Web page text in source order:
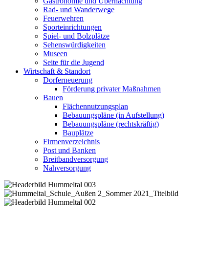
Rad- und Wanderwege
Feuerwehren
Sporteinrichtungen
Spiel- und Bolzplätze
Sehenswürdigkeiten
Museen
Seite für die Jugend
Wirtschaft & Standort
Dorferneuerung
Förderung privater Maßnahmen
Bauen
Flächennutzungsplan
Bebauungspläne (in Aufstellung)
Bebauungspläne (rechtskräftig)
Bauplätze
Firmenverzeichnis
Post und Banken
Breitbandversorgung
Nahversorgung